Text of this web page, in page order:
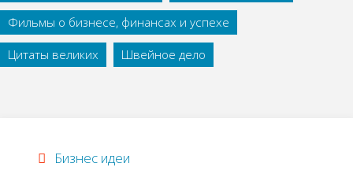
Фильмы о бизнесе, финансах и успехе
Цитаты великих
Швейное дело
Бизнес идеи